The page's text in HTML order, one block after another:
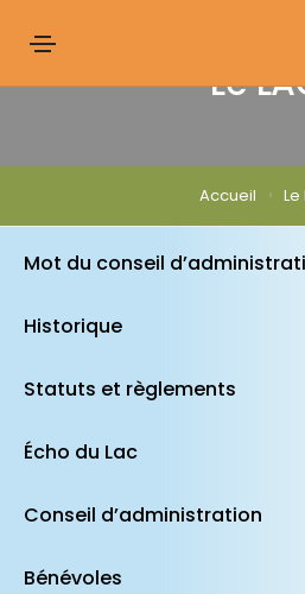
Le
Accueil Le
Mot du conseil
Historique
Statuts et règlements
Écho du Lac
Conseil d’administration
Bénévoles